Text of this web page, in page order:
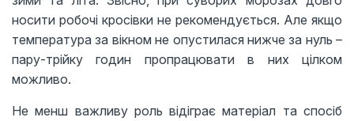
носити робочі кросівки не рекомендується. Але якщо
температура за вікном не опустилася нижче за нуль –
пару-трійку годин пропрацювати в них цілком
можливо.
Не менш важливу роль відіграє матеріал та спосіб